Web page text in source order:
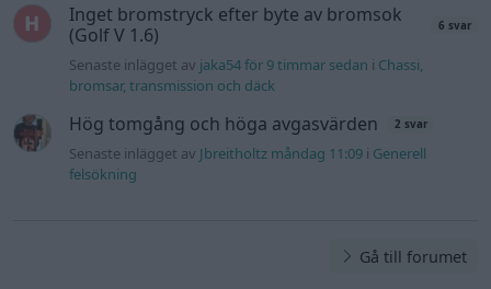
Inget bromstryck efter byte av bromsok
(Golf V 1.6)
6 svar
Senaste inlägget av jaka54 för 9 timmar sedan i Chassi,
bromsar, transmission och däck
Hög tomgång och höga avgasvärden 2 svar
Senaste inlägget av Jbreitholtz måndag 11:09 i Generell
felsökning
Gå till forumet